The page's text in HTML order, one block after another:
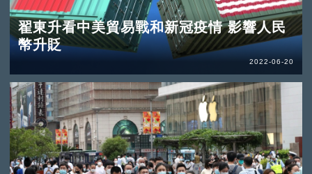
翟東升看中美貿易戰和新冠疫情 影響人民
幣升貶
2022-06-20